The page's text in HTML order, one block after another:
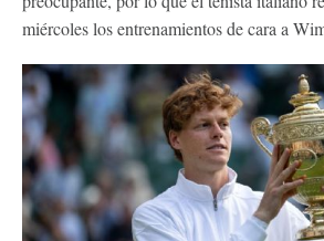
miércoles los entrenamientos de cara a